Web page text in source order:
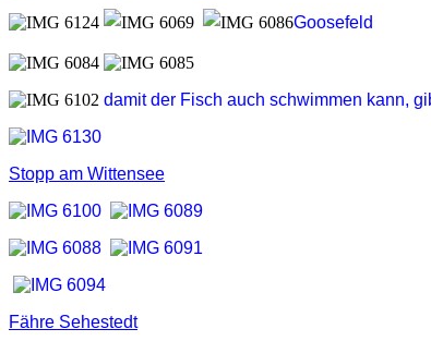
Goosefeld
damit der Fisch auch schwimmen kann,
Stopp am Wittensee
Fähre Sehestedt